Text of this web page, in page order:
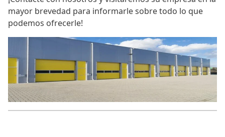
mayor brevedad para informarle sobre todo lo que
podemos ofrecerle!